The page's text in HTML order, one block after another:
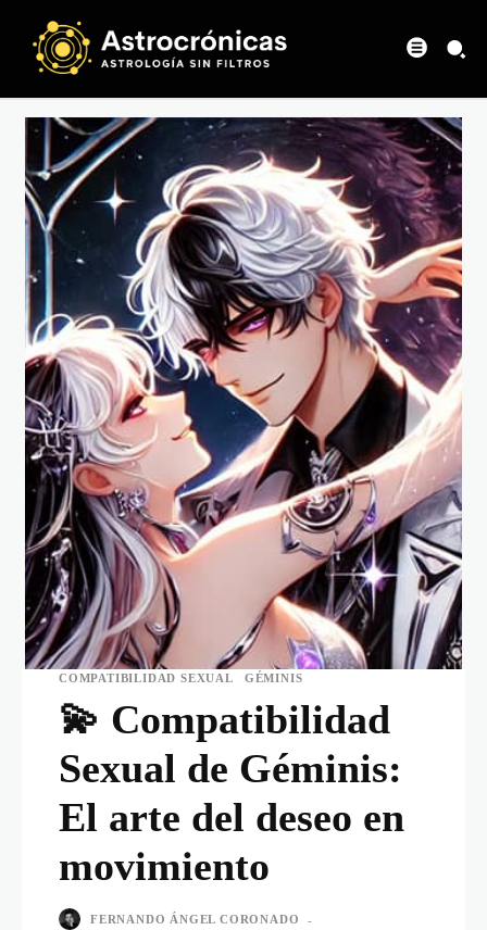
COMPATIBILIDAD SEXUAL GÉMINIS
💫 Compatibilidad
Sexual de Géminis:
El arte del deseo en
movimiento
FERNANDO ÁNGEL CORONADO -